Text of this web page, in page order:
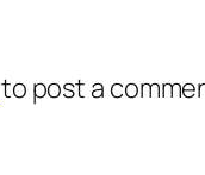
to post a